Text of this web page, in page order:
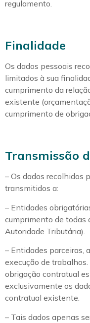
regulamento.
Finalidade
Os dados pessoais
limitados à sua
cumprimento da
existente
cumprimento de
Transmissão
– Os dados recolhidos
transmitidos a:
– Entidades
cumprimento de todas
Autoridade Tributária).
– Entidades parceiras,
execução de
obrigação contratual
exclusivamente os
contratual existente.
– Tais dados apenas